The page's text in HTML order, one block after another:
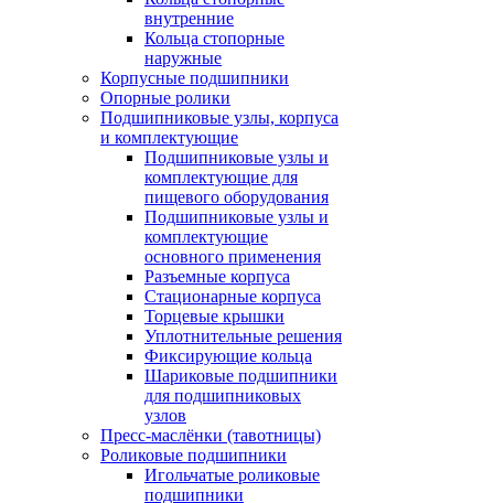
внутренние
Кольца стопорные
наружные
Корпусные подшипники
Опорные ролики
Подшипниковые узлы, корпуса
и комплектующие
Подшипниковые узлы и
комплектующие для
пищевого оборудования
Подшипниковые узлы и
комплектующие
основного применения
Разъемные корпуса
Стационарные корпуса
Торцевые крышки
Уплотнительные решения
Фиксирующие кольца
Шариковые подшипники
для подшипниковых
узлов
Пресс-маслёнки (тавотницы)
Роликовые подшипники
Игольчатые роликовые
подшипники